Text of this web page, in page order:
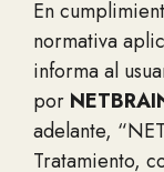
En
normativa
informa al
por
adelante,
Tratamiento,